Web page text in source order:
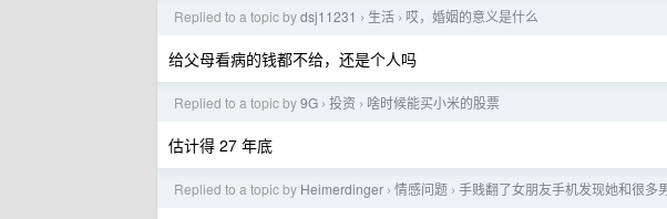
Replied to a topic bydsj11231 › 生活 › 哎，婚姻的意义是什么
给父母看病的钱都不给，还是个人吗
Replied to a topic by9G › 投资 › 啥时候能买小米的股票
估计得 27 年底
Replied to a topic by Heimerdinger › 情感问题 › 手贱翻了女朋友手机发现她和很多